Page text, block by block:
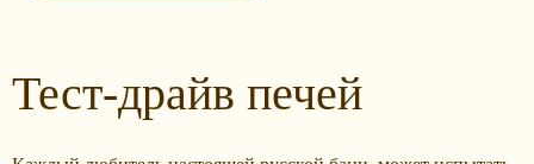
Тест-драйв печей